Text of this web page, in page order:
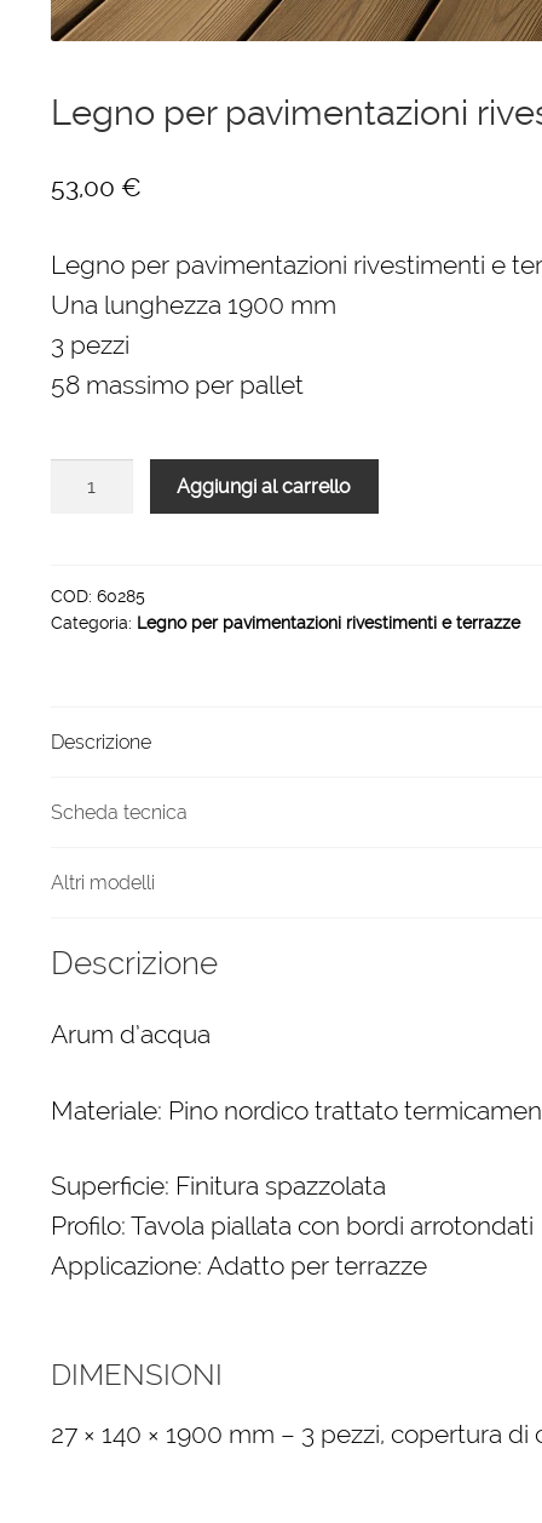
Ponteggi
Cerniere freni per porte
Articoli per la casa
Legno per pavimentazioni
53,00 €
Legno per pavimentazioni rivestimenti e
Una lunghezza 1900 mm
3 pezzi
58 massimo per pallet
e
terrazze
Aggiungi al carrello
COD: 60285
Categoria: Legno per pavimentazioni rivestimenti e terrazze
Descrizione
Scheda tecnica
Altri modelli
Descrizione
Arum d’acqua
Materiale: Pino nordico trattato
Superficie: Finitura spazzolata
Profilo: Tavola piallata con bordi arrotondati
Applicazione: Adatto per terrazze
DIMENSIONI
27 × 140 × 1900 mm – 3 pezzi, copertura di